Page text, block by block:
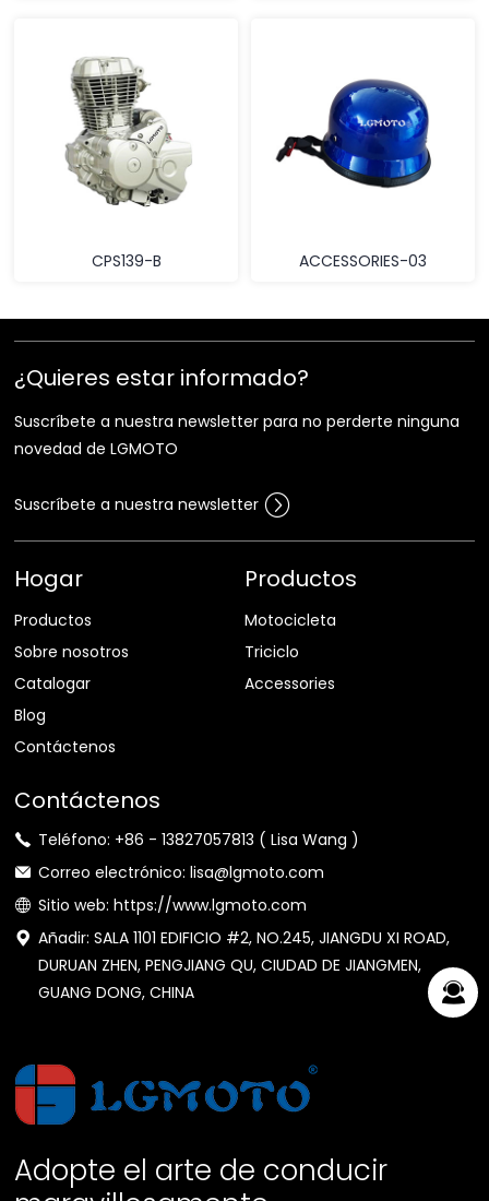
CPS139-B ACCESSORIES-03
¿Quieres estar informado?
Suscríbete a nuestra newsletter para no perderte ninguna
novedad de LGMOTO
Suscríbete a nuestra newsletter
Hogar
Productos
Sobre nosotros
Catalogar
Blog
Contáctenos
Productos
Motocicleta
Triciclo
Accessories
Contáctenos
Teléfono: +86 - 13827057813 ( Lisa Wang )
Correo electrónico: lisa@lgmoto.com
Sitio web: https://www.lgmoto.com
Añadir: SALA 1101 EDIFICIO #2, NO.245, JIANGDU XI ROAD,
DURUAN ZHEN, PENGJIANG QU, CIUDAD DE JIANGMEN,
GUANG DONG, CHINA
Adopte el arte de conducir